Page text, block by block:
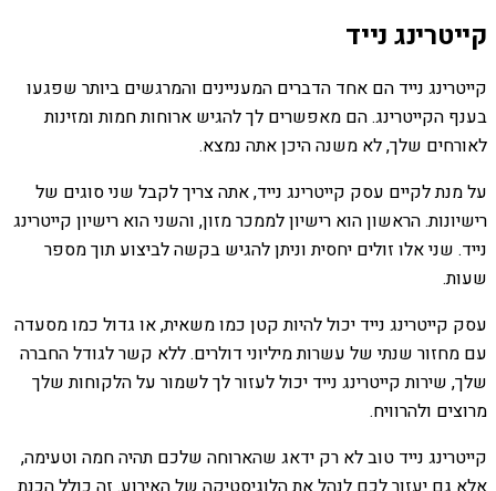
קייטרינג נייד
קייטרינג נייד הם אחד הדברים המעניינים והמרגשים ביותר שפגעו
בענף הקייטרינג. הם מאפשרים לך להגיש ארוחות חמות ומזינות
לאורחים שלך, לא משנה היכן אתה נמצא.
על מנת לקיים עסק קייטרינג נייד, אתה צריך לקבל שני סוגים של
רישיונות. הראשון הוא רישיון לממכר מזון, והשני הוא רישיון קייטרינג
נייד. שני אלו זולים יחסית וניתן להגיש בקשה לביצוע תוך מספר
שעות.
עסק קייטרינג נייד יכול להיות קטן כמו משאית, או גדול כמו מסעדה
עם מחזור שנתי של עשרות מיליוני דולרים. ללא קשר לגודל החברה
שלך, שירות קייטרינג נייד יכול לעזור לך לשמור על הלקוחות שלך
מרוצים ולהרוויח.
קייטרינג נייד טוב לא רק ידאג שהארוחה שלכם תהיה חמה וטעימה,